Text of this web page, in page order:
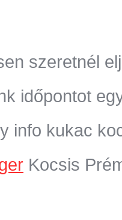
szeretnél
időpontot
info kukac
Kocsis